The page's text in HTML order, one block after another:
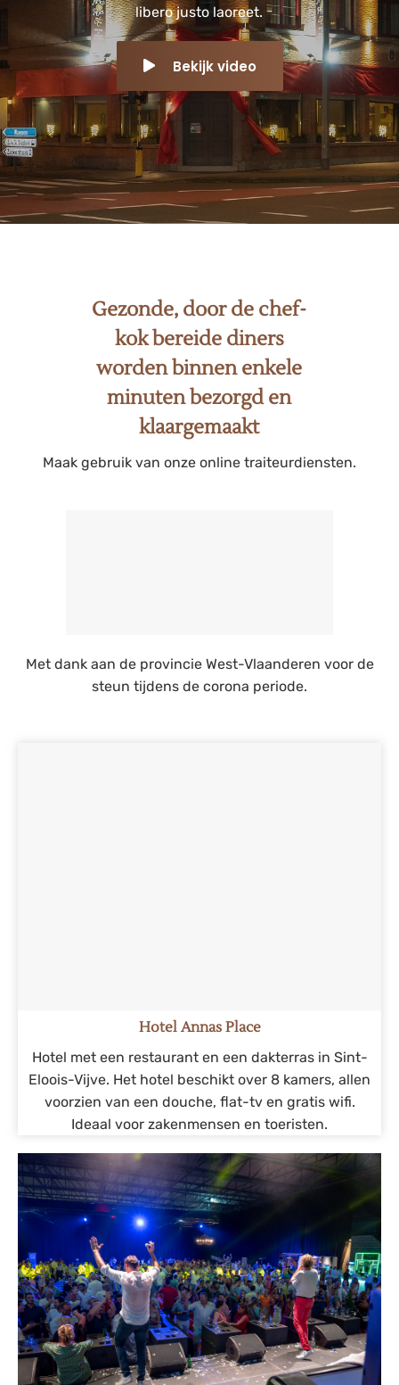
libero justo laoreet.
Bekijk video
Gezonde, door de chef-
kok bereide diners
worden binnen enkele
minuten bezorgd en
klaargemaakt
Maak gebruik van onze online traiteurdiensten.
Met dank aan de provincie West-Vlaanderen voor de
steun tijdens de corona periode.
Hotel Annas Place
Hotel met een restaurant en een dakterras in Sint-
Eloois-Vijve. Het hotel beschikt over 8 kamers, allen
voorzien van een douche, flat-tv en gratis wifi.
Ideaal voor zakenmensen en toeristen.